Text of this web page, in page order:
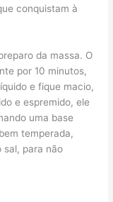
conquistam à
da massa. O
por 10 minutos,
e fique macio,
e espremido, ele
uma base
temperada,
sal, para não